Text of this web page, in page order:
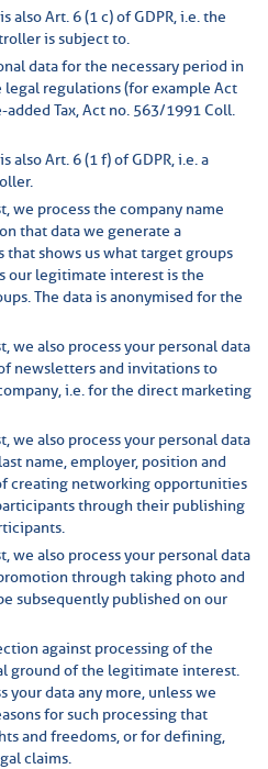
also Art. 6 (1 c) of GDPR, i.e. the
is subject to.
data for the necessary period in
regulations (for example Act
Tax, Act no. 563/1991 Coll.
also Art. 6 (1 f) of GDPR, i.e. a
we process the company name
that data we generate a
shows us what target groups
our legitimate interest is the
The data is anonymised for the
we also process your personal data
newsletters and invitations to
i.e. for the direct marketing
we also process your personal data
name, employer, position and
creating networking opportunities
through their publishing
we also process your personal data
through taking photo and
subsequently published on our
against processing of the
ground of the legitimate interest.
your data any more, unless we
for such processing that
and freedoms, or for defining,
claims.